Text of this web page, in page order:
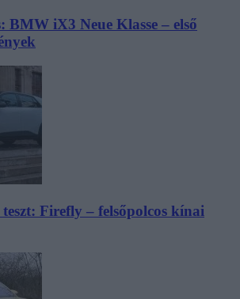
BMW iX3 Neue Klasse – első
Firefly – felsőpolcos kínai